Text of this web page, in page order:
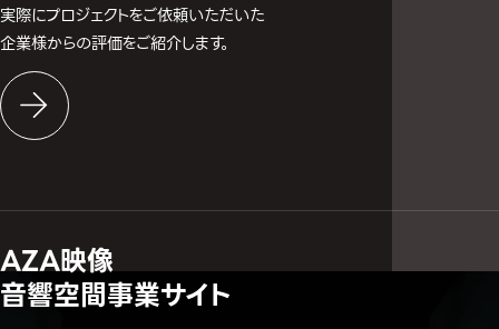
実際にプロジェクトをご依頼いただいた
企業様からの評価をご紹介します。
AZA映像
音響空間事業サイト